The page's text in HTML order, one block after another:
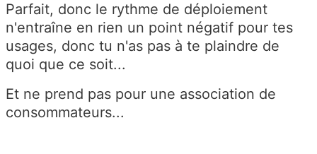
Parfait, donc le rythme de déploiement
n'entraîne en rien un point négatif pour tes
usages, donc tu n'as pas à te plaindre de
quoi que ce soit...
Et ne prend pas pour une association de
consommateurs...